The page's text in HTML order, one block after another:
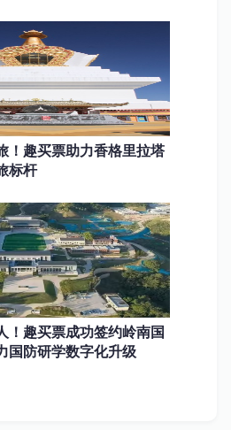
！趣买票助力香格里拉塔
标杆
！趣买票成功签约岭南国
国防研学数字化升级